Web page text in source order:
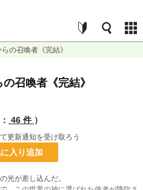
の召喚者《完結》
召喚者《完結》
46 件 ）
更新通知を受け取ろう
入り追加
光が差し込んだ。